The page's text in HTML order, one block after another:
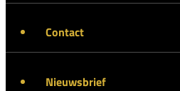
Contact
Nieuwsbrief